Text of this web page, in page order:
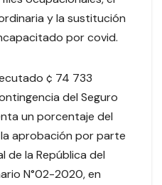
y la sustitución
por covid.
¢ 74 733
del Seguro
un porcentaje del
aprobación por parte
de la República del
N°02-2020, en